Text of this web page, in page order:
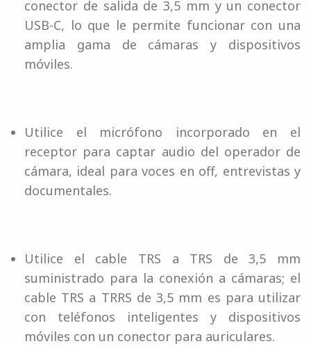
conector de salida de 3,5 mm y un conector
USB-C, lo que le permite funcionar con una
amplia gama de cámaras y dispositivos
móviles.
Utilice el micrófono incorporado en el
receptor para captar audio del operador de
cámara, ideal para voces en off, entrevistas y
documentales.
Utilice el cable TRS a TRS de 3,5 mm
suministrado para la conexión a cámaras; el
cable TRS a TRRS de 3,5 mm es para utilizar
con teléfonos inteligentes y dispositivos
móviles con un conector para auriculares.